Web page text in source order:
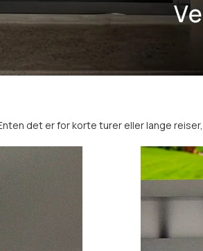
det er for korte turer eller lange